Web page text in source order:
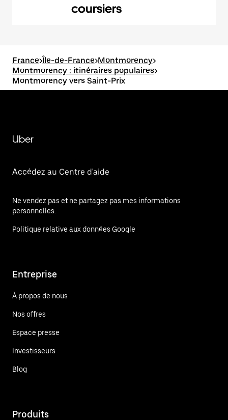
coursiers
France>Île-de-France>Montmorency>
Montmorency : itinéraires populaires>
Montmorency vers Saint-Prix
Uber
Accédez au Centre d'aide
Ne vendez pas et ne partagez pas mes informations
personnelles.
Politique relative aux données Google
Entreprise
À propos de nous
Nos offres
Espace presse
Investisseurs
Blog
Produits